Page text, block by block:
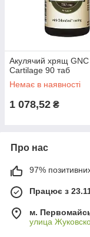
Акулячий хрящ
Cartilage 90 таб
Немає в наявності
1 078,52 ₴
Про нас
97% позитивних
Працює з
м.
улица